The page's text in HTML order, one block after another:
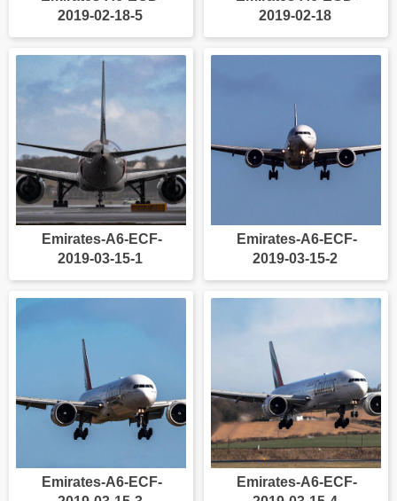
2019-02-18-5
2019-02-18
Emirates-A6-ECF-
2019-03-15-1
Emirates-A6-ECF-
2019-03-15-2
Emirates-A6-ECF-
Emirates-A6-ECF-